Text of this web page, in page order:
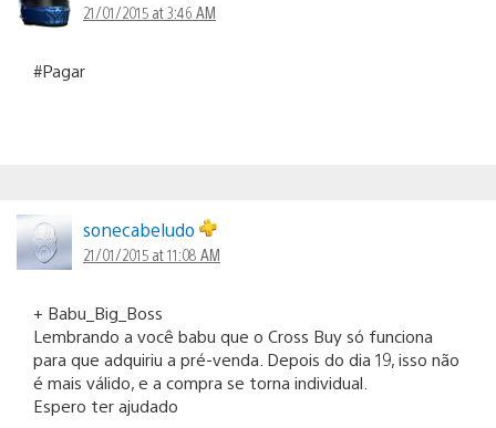
21/01/2015 at 3:46 AM
#Pagar
sonecabeludo
21/01/2015 at 11:08 AM
+ Babu_Big_Boss
Lembrando a você babu que o Cross Buy só funciona
para que adquiriu a pré-venda. Depois do dia 19, isso não
é mais válido, e a compra se torna individual.
Espero ter ajudado